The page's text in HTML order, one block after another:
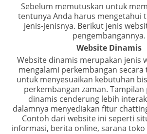
Sebelum memutuskan untuk
tentunya Anda harus mengetahui
jenis-jenisnya. Berikut jenis
pengembangannya.
Website Dinamis
Website dinamis merupakan jenis
mengalami perkembangan
untuk menyesuaikan kebutuhan
perkembangan zaman. Tampilan
dinamis cenderung lebih
dalamnya menyediakan fitur
Contoh dari website ini seperti
informasi, berita online, sarana toko